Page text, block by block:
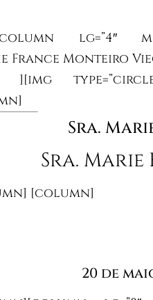
lg=”4″
][img
Sra.
Sra.
[column]
20 de